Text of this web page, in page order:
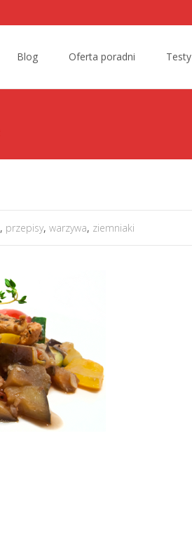
Blog Oferta poradni Testy
, przepisy, warzywa, ziemniaki